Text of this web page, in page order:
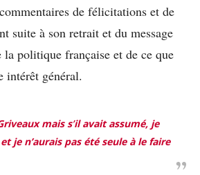
de félicitations et de
suite à son retrait et du message
politique française et de ce que
intérêt général.
mais s’il avait assumé, je
je n’aurais pas été seule à le faire